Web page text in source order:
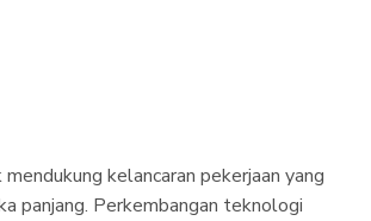
kelancaran pekerjaan yang
panjang. Perkembangan teknologi